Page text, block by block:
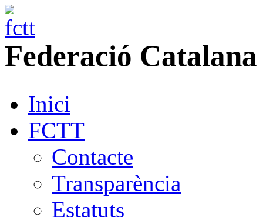
Federació Catalana
Inici
FCTT
Contacte
Transparència
Estatuts